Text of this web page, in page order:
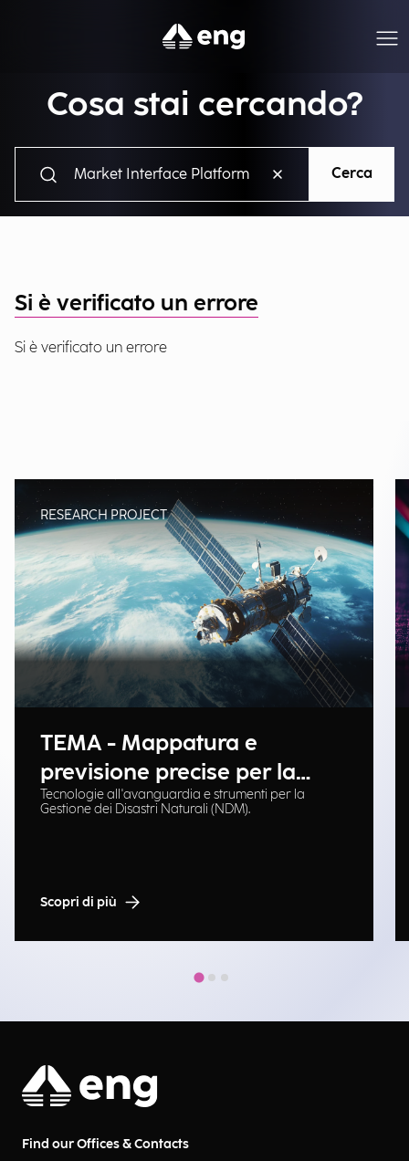
Cosa stai cercando?
Cerca
Si è verificato un errore
Si è verificato un errore
RESEARCH PROJECT
TEMA - Mappatura e
previsione precise per la
gestione delle emergenze
Tecnologie all'avanguardia e strumenti per la
Gestione dei Disastri Naturali (NDM).
Scopri di più
Find our Offices & Contacts